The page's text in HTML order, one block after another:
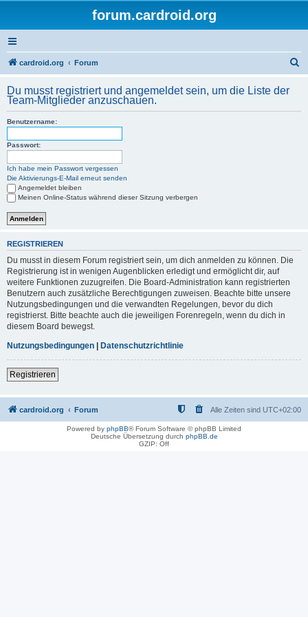
forum.cardroid.org
cardroid.org Forum
h
Du musst registriert und angemeldet sein, um die Liste der
Team-Mitglieder anzuschauen.
Benutzername:
Passwort:
Ich habe mein Passwort vergessen
Die Aktivierungs-E-Mail erneut senden
Angemeldet bleiben
Meinen Online-Status während dieser Sitzung verbergen
REGISTRIEREN
Du musst in diesem Forum registriert sein, um dich anmelden zu können. Die
Registrierung ist in wenigen Augenblicken erledigt und ermöglicht dir, auf
weitere Funktionen zuzugreifen. Die Board-Administration kann registrierten
Benutzern auch zusätzliche Berechtigungen zuweisen. Beachte bitte unsere
Nutzungsbedingungen und die verwandten Regelungen, bevor du dich
registrierst. Bitte beachte auch die jeweiligen Forenregeln, wenn du dich in
diesem Board bewegst.
Nutzungsbedingungen | Datenschutzrichtlinie
Registrieren
cardroid.org Forum Alle Zeiten sind UTC+02:00
Powered by phpBB® Forum Software © phpBB Limited
Deutsche Übersetzung durch phpBB.de
GZIP: Off